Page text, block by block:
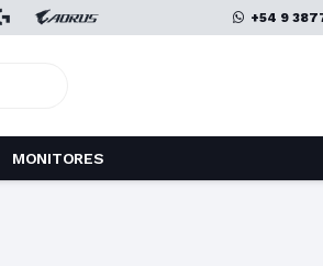
+54 9
MONITORES